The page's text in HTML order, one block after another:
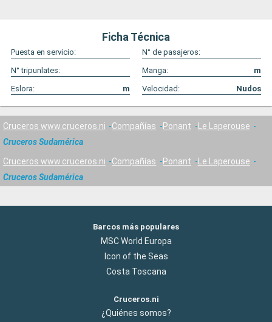
Ficha Técnica
Puesta en servicio:
N° de pasajeros:
N° tripunlates:
Manga:
m
Eslora:
m Velocidad: Nudos
Cruceros www.cruceros.ni Compañías Ponant
Le Laperouse
Cruceros Sudamérica
Cruceros www.cruceros.ni Compañías Ponant
Le Laperouse
Cruceros Sudamérica
Barcos más populares
MSC World Europa
Icon of the Seas
Costa Toscana
Cruceros.ni
¿Quiénes somos?